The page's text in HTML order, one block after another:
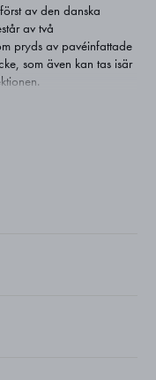
av den danska
av två
pryds av pavéinfattade
som även kan tas isär